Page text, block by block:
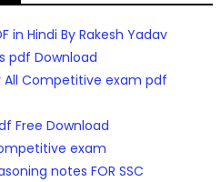
in Hindi By Rakesh Yadav
pdf Download
All Competitive exam pdf
Free Download
exam
notes FOR SSC